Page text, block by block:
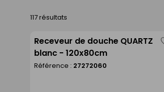
117 résultats
Receveur de douche QUARTZ
blanc - 120x80cm
Référence : 27272060